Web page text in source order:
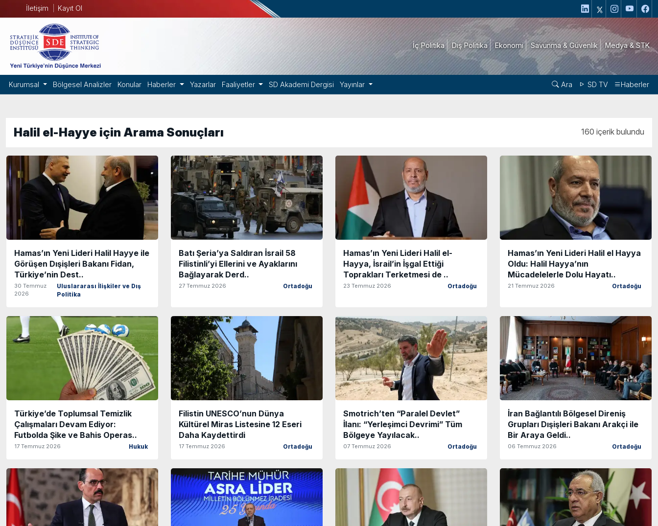
İletişim Kayıt Ol
İç Politika Dış Politika Ekonomi Savunma & Güvenlik Medya & STK
Kurumsal Bölgesel Analizler Konular Haberler Yazarlar Faaliyetler SD Akademi Dergisi Yayınlar Ara SD TV Haberler
Halil el-Hayye için Arama Sonuçları 160 içerik bulundu
Hamas’ın Yeni Lideri Halil Hayye ile
Görüşen Dışişleri Bakanı Fidan,
Türkiye’nin Dest..
30 Temmuz
2026
Uluslararası İlişkiler ve Dış
Politika
Batı Şeria’ya Saldıran İsrail 58
Filistinli’yi Ellerini ve Ayaklarını
Bağlayarak Derd..
27 Temmuz 2026 Ortadoğu
Hamas’ın Yeni Lideri Halil el-
Hayya, İsrail’in İşgal Ettiği
Toprakları Terketmesi de ..
23 Temmuz 2026 Ortadoğu
Hamas’ın Yeni Lideri Halil el Hayya
Oldu: Halil Hayya’nın
Mücadelelerle Dolu Hayatı..
21 Temmuz 2026 Ortadoğu
Türkiye’de Toplumsal Temizlik
Çalışmaları Devam Ediyor:
Futbolda Şike ve Bahis Operas..
17 Temmuz 2026 Hukuk
Filistin UNESCO’nun Dünya
Kültürel Miras Listesine 12 Eseri
Daha Kaydettirdi
17 Temmuz 2026 Ortadoğu
Smotrich’ten “Paralel Devlet”
İlanı: “Yerleşimci Devrimi” Tüm
Bölgeye Yayılacak..
07 Temmuz 2026 Ortadoğu
İran Bağlantılı Bölgesel Direniş
Grupları Dışişleri Bakanı Arakçi ile
Bir Araya Geldi..
06 Temmuz 2026 Ortadoğu